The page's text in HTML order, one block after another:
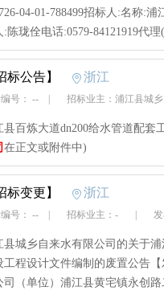
04-01-788499招标人:名称:
:陈珑佺电话:0579-84121919代理(
标公告】 浙江
号： -- 招标业主：浦江县城
县百炼大道dn200给水管道配套
在正文或附件中)
标变更】 浙江
号： -- 招标业主：- 发
县城乡自来水有限公司的关于
工程设计文件编制的废置公告
司（单位）浦江县黄宅镇永创